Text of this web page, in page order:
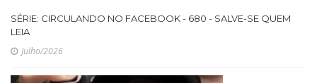
SÉRIE: CIRCULANDO NO FACEBOOK - 680 - SALVE-SE QUEM
LEIA
Julho/2026